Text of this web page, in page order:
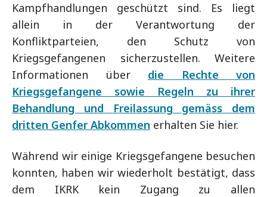
Kampfhandlungen geschützt sind. Es liegt
allein in der Verantwortung der
Konfliktparteien, den Schutz von
Kriegsgefangenen sicherzustellen. Weitere
Informationen über die Rechte von
Kriegsgefangene sowie Regeln zu ihrer
Behandlung und Freilassung gemäss dem
dritten Genfer Abkommen erhalten Sie hier.
Während wir einige Kriegsgefangene besuchen
konnten, haben wir wiederholt bestätigt, dass
dem IKRK kein Zugang zu allen